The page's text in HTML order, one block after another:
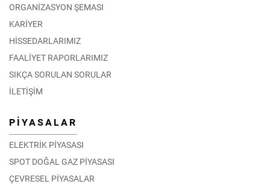
ORGANİZASYON ŞEMASI
KARİYER
HİSSEDARLARIMIZ
FAALİYET RAPORLARIMIZ
SIKÇA SORULAN SORULAR
İLETİŞİM
PİYASALAR
ELEKTRİK PİYASASI
SPOT DOĞAL GAZ PİYASASI
ÇEVRESEL PİYASALAR